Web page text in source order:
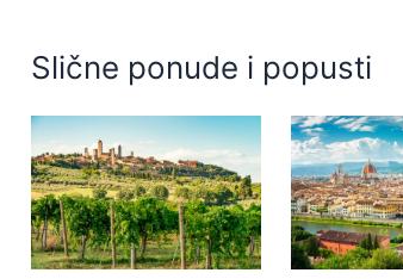
Slične ponude i popusti